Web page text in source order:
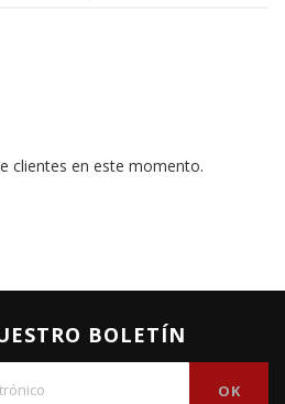
clientes en este momento.
BOLETÍN